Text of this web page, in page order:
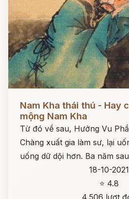
Nam Kha thái thú - Hay
mộng Nam Kha
Từ đó về sau, Hưởng Vu
Chàng xuất gia làm sư, lại
uống dữ dội hơn. Ba năm
18-10-2021
⭐ 4.8
4,506 lượt